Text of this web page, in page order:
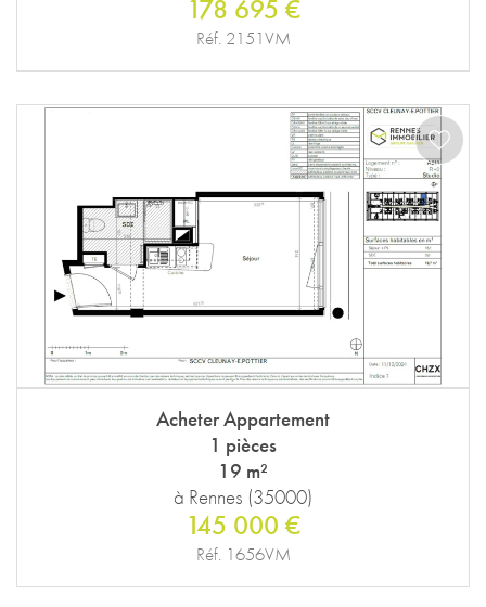
178 695 €
Réf. 2151VM
Acheter Appartement
1 pièces
19 m²
à Rennes (35000)
145 000 €
Réf. 1656VM